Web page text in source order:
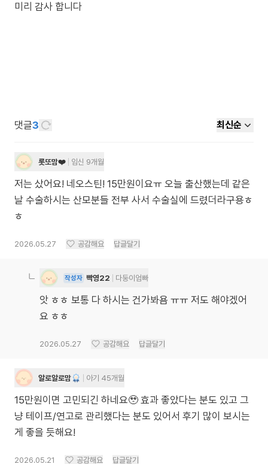
미리 감사 합니다
댓글3 최신순
롯또맘❤️ 임신 9개월
저는 샀어요! 네오스틴! 15만원이요ㅠ 오늘 출산했는데 같은
날 수술하시는 산모분들 전부 사서 수술실에 드렸더라구용ㅎ
ㅎ
2026.05.27 공감해요 답글달기
작성자 빡영22 다둥이엄빠
앗 ㅎㅎ 보통 다 하시는 건가봐욤 ㅠㅠ 저도 해야겠어
요 ㅎㅎ
2026.05.27 공감해요 답글달기
알로알로맘 아기 45개월
15만원이면 고민되긴 하네요🥹 효과 좋았다는 분도 있고 그
냥 테이프/연고로 관리했다는 분도 있어서 후기 많이 보시는
게 좋을 듯해요!
2026.05.21 공감해요 답글달기